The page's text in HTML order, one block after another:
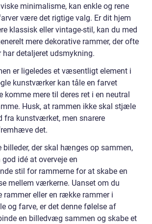
minimalisme, kan enkle og rene
være det rigtige valg. Er dit hjem
klassisk eller vintage-stil, kan du med
mere dekorative rammer, der ofte
har detaljeret udsmykning.
er ligeledes et væsentligt element i
kunstværker kan tåle en farvet
komme mere til deres ret i en neutral
Husk, at rammen ikke skal stjæle
fra kunstværket, men snarere
det.
billeder, der skal hænges op sammen,
idé at overveje en
stil for rammerne for at skabe en
mellem værkerne. Uanset om du
eller en række rammer i
og farve, er det denne følelse af
en billedvæg sammen og skabe et